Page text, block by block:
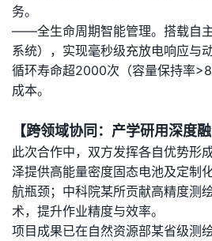
务。
——全生命周期智能管理。搭载自
系统），实现毫秒级充放电响应与
循环寿命超2000次（容量保持率
成本。
【跨领域协同：产学研用深度
此次合作中，双方发挥各自优势形
泽提供高能量密度固态电池及定制
航瓶颈；中科院某所贡献高精度测
术，提升作业精度与效率。
项目成果已在自然资源部某省级测